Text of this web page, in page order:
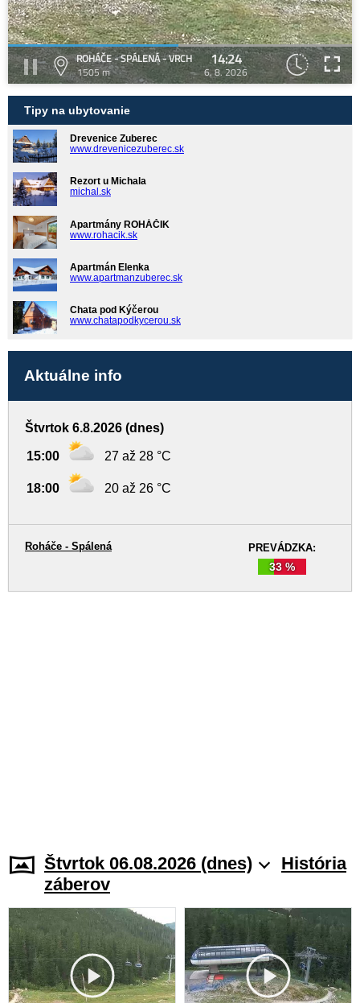
ROHÁČE - SPÁLENÁ - VRCH
1505 m
14:24
6. 8. 2026
Tipy na ubytovanie
Drevenice Zuberec
www.drevenicezuberec.sk
Rezort u Michala
michal.sk
Apartmány ROHÁČIK
www.rohacik.sk
Apartmán Elenka
www.apartmanzuberec.sk
Chata pod Kýčerou
www.chatapodkycerou.sk
Aktuálne info
Štvrtok 6.8.2026 (dnes)
15:00 27 až 28 °C
18:00 20 až 26 °C
PREVÁDZKA:
33 %
Roháče - Spálená
Štvrtok 06.08.2026 (dnes)
História
záberov